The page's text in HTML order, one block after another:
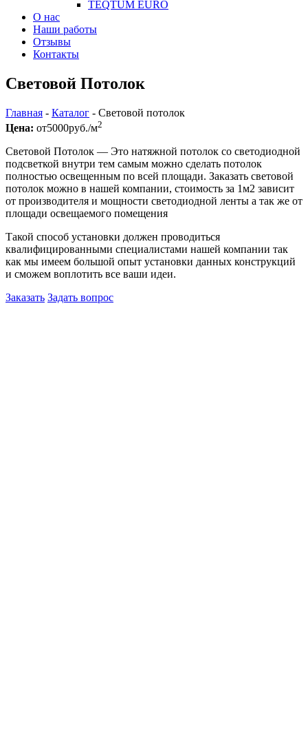
TEQTUM EURO
О нас
Наши работы
Отзывы
Контакты
Световой Потолок
Главная - Каталог - Световой потолок
Цена: от5000руб./м2
Световой Потолок — Это натяжной потолок со светодиодной
подсветкой внутри тем самым можно сделать потолок
полностью освещенным по всей площади. Заказать световой
потолок можно в нашей компании, стоимость за 1м2 зависит
от производителя и мощности светодиодной ленты а так же от
площади освещаемого помещения
Такой способ установки должен проводиться
квалифицированными специалистами нашей компании так
как мы имеем большой опыт установки данных конструкций
и сможем воплотить все ваши идеи.
Заказать Задать вопрос